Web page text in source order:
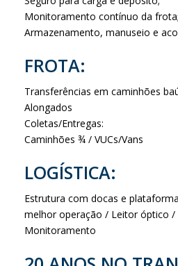
Monitoramento contínuo da frota;
Armazenamento, manuseio e
FROTA:
Transferências em caminhões
Alongados
Coletas/Entregas:
Caminhões ¾ / VUCs/Vans
LOGÍSTICA:
Estrutura com docas e
melhor operação / Leitor óptico /
Monitoramento